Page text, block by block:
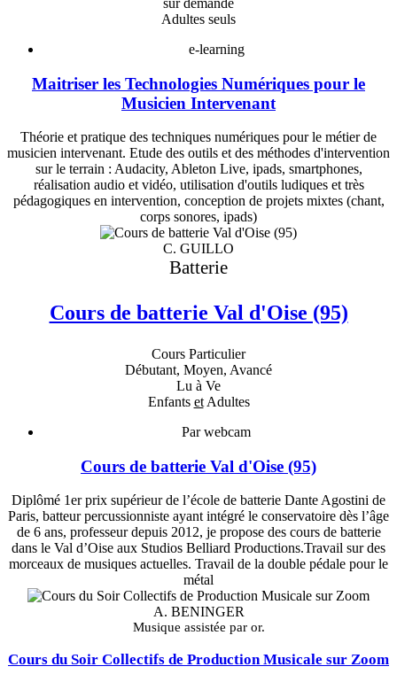
Adultes seuls
e-learning
Maitriser les Technologies Numériques pour le
Musicien Intervenant
Théorie et pratique des techniques numériques pour le métier de
musicien intervenant. Etude des outils et des méthodes d'intervention
sur le terrain : Audacity, Ableton Live, ipads, smartphones,
réalisation audio et vidéo, utilisation d'outils ludiques et très
pédagogiques en intervention, conception de projets mixtes (chant,
corps sonores, ipads)
C. GUILLO
Batterie
Cours de batterie Val d'Oise (95)
Cours Particulier
Débutant, Moyen, Avancé
Lu à Ve
Enfants etAdultes
Par webcam
Cours de batterie Val d'Oise (95)
Diplômé 1er prix supérieur de l’école de batterie Dante Agostini de
Paris, batteur percussionniste ayant intégré le conservatoire dès l’âge
de 6 ans, professeur depuis 2012, je propose des cours de batterie
dans le Val d’Oise aux Studios Belliard Productions.Travail sur des
morceaux de musiques actuelles. Travail de la double pédale pour le
métal
A. BENINGER
Musique assistée par or.
Cours du Soir Collectifs de Production Musicale sur Zoom